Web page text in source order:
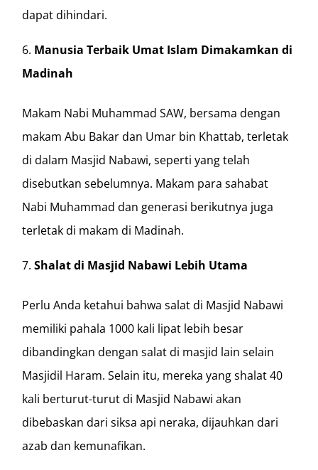
dapat dihindari.
Manusia Terbaik Umat Islam Dimakamkan di
Madinah
Makam Nabi Muhammad SAW, bersama dengan
makam Abu Bakar dan Umar bin Khattab, terletak
di dalam Masjid Nabawi, seperti yang telah
disebutkan sebelumnya. Makam para sahabat
Nabi Muhammad dan generasi berikutnya juga
terletak di makam di Madinah.
Shalat di Masjid Nabawi Lebih Utama
Perlu Anda ketahui bahwa salat di Masjid Nabawi
memiliki pahala 1000 kali lipat lebih besar
dibandingkan dengan salat di masjid lain selain
Masjidil Haram. Selain itu, mereka yang shalat 40
kali berturut-turut di Masjid Nabawi akan
dibebaskan dari siksa api neraka, dijauhkan dari
azab dan kemunafikan.